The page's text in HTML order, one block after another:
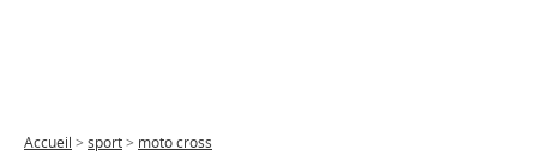
Accueil > sport> moto cross